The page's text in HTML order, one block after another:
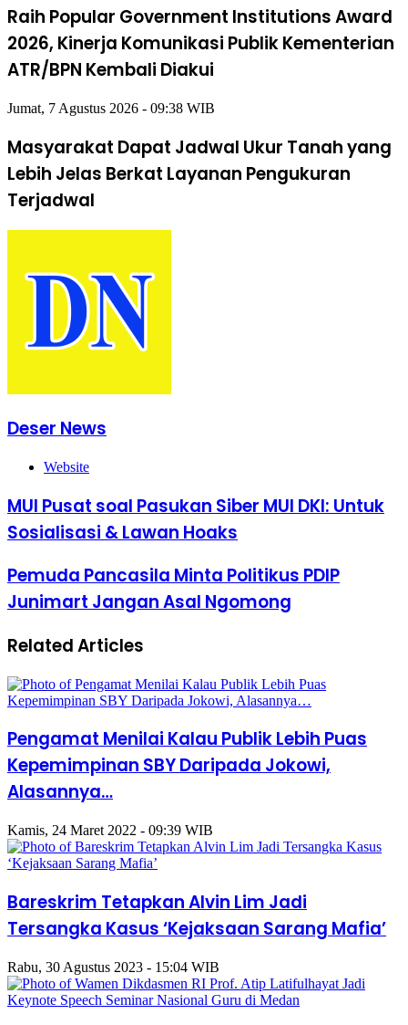
Raih Popular Government Institutions Award
2026, Kinerja Komunikasi Publik Kementerian
ATR/BPN Kembali Diakui
Jumat, 7 Agustus 2026 - 09:38 WIB
Masyarakat Dapat Jadwal Ukur Tanah yang
Lebih Jelas Berkat Layanan Pengukuran
Terjadwal
Deser News
Website
MUI Pusat soal Pasukan Siber MUI DKI: Untuk
Sosialisasi & Lawan Hoaks
Pemuda Pancasila Minta Politikus PDIP
Junimart Jangan Asal Ngomong
Related Articles
Pengamat Menilai Kalau Publik Lebih Puas
Kepemimpinan SBY Daripada Jokowi,
Alasannya…
Kamis, 24 Maret 2022 - 09:39 WIB
Bareskrim Tetapkan Alvin Lim Jadi
Tersangka Kasus ‘Kejaksaan Sarang Mafia’
Rabu, 30 Agustus 2023 - 15:04 WIB